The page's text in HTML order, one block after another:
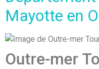
Mayotte en
Outre-mer